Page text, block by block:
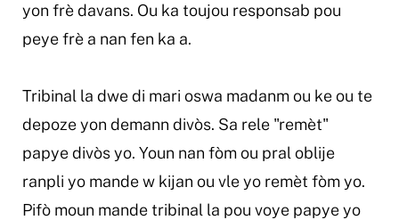
yon frè davans. Ou ka toujou responsab pou
peye frè a nan fen ka a.
Tribinal la dwe di mari oswa madanm ou ke ou te
depoze yon demann divòs. Sa rele "remèt"
papye divòs yo. Youn nan fòm ou pral oblije
ranpli yo mande w kijan ou vle yo remèt fòm yo.
Pifò moun mande tribinal la pou voye papye yo